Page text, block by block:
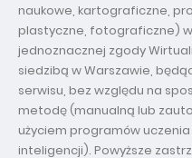
naukowe, kartograficzne,
plastyczne, fotograficzne)
jednoznacznej zgody
siedzibą w Warszawie,
serwisu, bez względu na
metodę (manualną lub
użyciem programów
inteligencji). Powyższe